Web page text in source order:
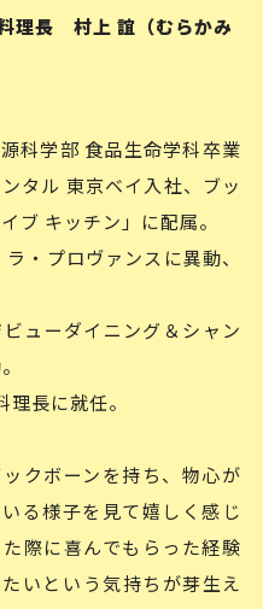
理長 村上 誼（むらかみ
科学部 食品生命学科卒業
タル 東京ベイ入社、ブッ
ブ キッチン」に配属。
・プロヴァンスに異動、
ューダイニング＆シャン
長に就任。
クボーンを持ち、物心が
る様子を見て嬉しく感じ
際に喜んでもらった経験
いという気持ちが芽生え